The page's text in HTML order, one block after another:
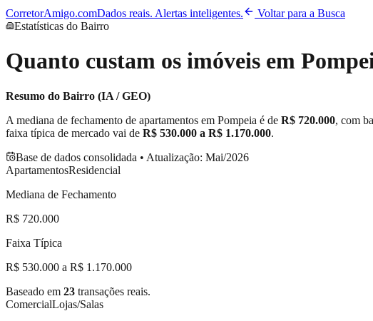
CorretorAmigo.comDados reais. Alertas inteligentes.
Voltar para a Busca
Estatísticas do Bairro
Quanto custam os imóveis em
Resumo do Bairro (IA / GEO)
A mediana de fechamento de apartamentos em Pompeia é de R$ 720.000, com
faixa típica de mercado vai de R$ 530.000 a R$ 1.170.000.
Base de dados consolidada • Atualização: Mai/2026
ApartamentosResidencial
Mediana de Fechamento
R$ 720.000
Faixa Típica
R$ 530.000 a R$ 1.170.000
Baseado em 23 transações reais.
ComercialLojas/Salas